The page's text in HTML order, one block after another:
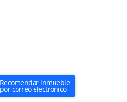
Recomendar inmueble
por correo electrónico